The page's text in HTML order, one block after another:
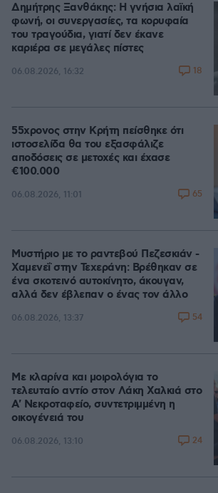
Δημήτρης Ξανθάκης: Η γνήσια λαϊκή
φωνή, οι συνεργασίες, τα κορυφαία
του τραγούδια, γιατί δεν έκανε
καριέρα σε μεγάλες πίστες
06.08.2026, 16:32 18
55χρονος στην Κρήτη πείσθηκε ότι
ιστοσελίδα θα του εξασφάλιζε
αποδόσεις σε μετοχές και έχασε
€100.000
06.08.2026, 11:01 65
Μυστήριο με το ραντεβού Πεζεσκιάν -
Χαμενεΐ στην Τεχεράνη: Βρέθηκαν σε
ένα σκοτεινό αυτοκίνητο, άκουγαν,
αλλά δεν έβλεπαν ο ένας τον άλλο
06.08.2026, 13:37 54
Με κλαρίνα και μοιρολόγια το
τελευταίο αντίο στον Λάκη Χαλκιά στο
A' Νεκροταφείο, συντετριμμένη η
οικογένειά του
06.08.2026, 13:10 24